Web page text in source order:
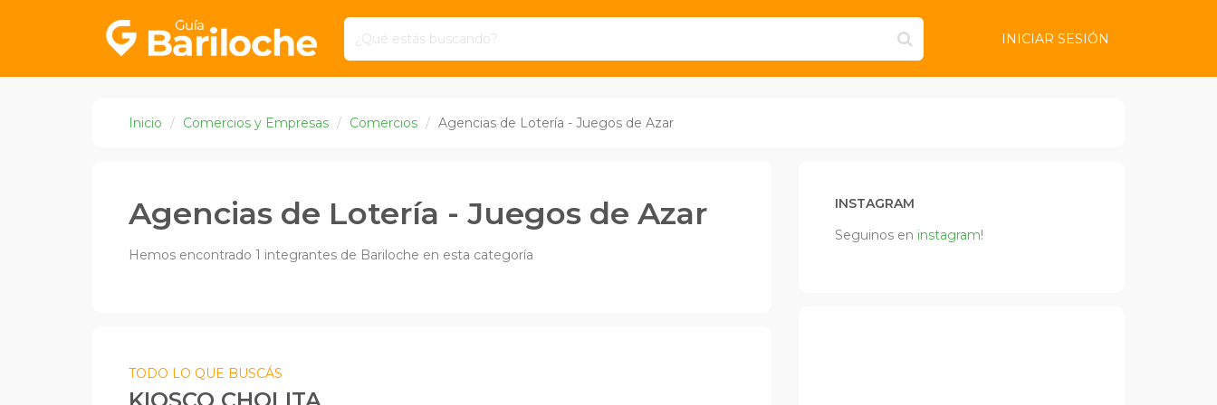
INICIAR SESIÓN
Inicio Comercios y Empresas Comercios Agencias de Lotería - Juegos de Azar
Agencias de Lotería - Juegos de Azar
Hemos encontrado 1 integrantes de Bariloche en esta categoría
TODO LO QUE BUSCÁS
INSTAGRAM
Seguinos en instagram!